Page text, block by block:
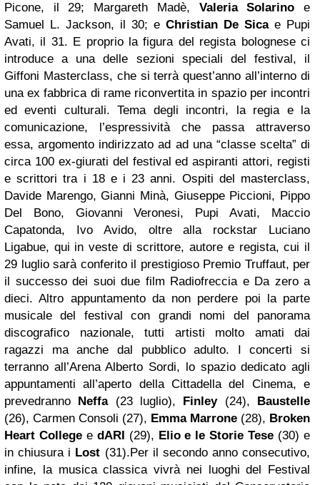
Picone, il 29; Margareth Madè, Valeria Solarino e
Samuel L. Jackson, il 30; e Christian De Sicae Pupi
Avati, il 31. E proprio la figura del regista bolognese ci
introduce a una delle sezioni speciali del festival, il
Giffoni Masterclass, che si terrà quest’anno all’interno di
una ex fabbrica di rame riconvertita in spazio per incontri
ed eventi culturali. Tema degli incontri, la regia e la
comunicazione, l’espressività che passa attraverso
essa, argomento indirizzato ad ad una “classe scelta” di
circa 100 ex-giurati del festival ed aspiranti attori, registi
e scrittori tra i 18 e i 23 anni. Ospiti del masterclass,
Davide Marengo, Gianni Minà, Giuseppe Piccioni, Pippo
Del Bono, Giovanni Veronesi, Pupi Avati, Maccio
Capatonda, Ivo Avido, oltre alla rockstar Luciano
Ligabue, qui in veste di scrittore, autore e regista, cui il
29 luglio sarà conferito il prestigioso Premio Truffaut, per
il successo dei suoi due film Radiofreccia e Da zero a
dieci. Altro appuntamento da non perdere poi la parte
musicale del festival con grandi nomi del panorama
discografico nazionale, tutti artisti molto amati dai
ragazzi ma anche dal pubblico adulto. I concerti si
terranno all’Arena Alberto Sordi, lo spazio dedicato agli
appuntamenti all’aperto della Cittadella del Cinema, e
prevedranno Neffa(23 luglio), Finley(24), Baustelle
(26), Carmen Consoli (27), Emma Marrone (28), Broken
Heart Collegee dARI (29), Elio e le Storie Tese (30) e
in chiusura i Lost (31).Per il secondo anno consecutivo,
infine, la musica classica vivrà nei luoghi del Festival